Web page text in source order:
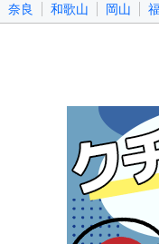
奈良
和歌山 岡山